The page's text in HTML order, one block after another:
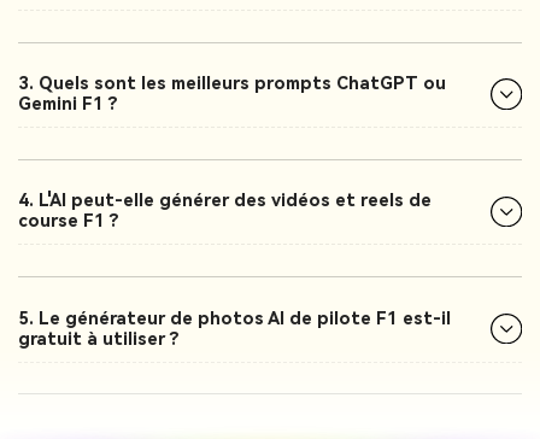
3. Quels sont les meilleurs prompts ChatGPT ou
Gemini F1 ?
4. L'AI peut-elle générer des vidéos et reels de
course F1 ?
5. Le générateur de photos AI de pilote F1 est-il
gratuit à utiliser ?